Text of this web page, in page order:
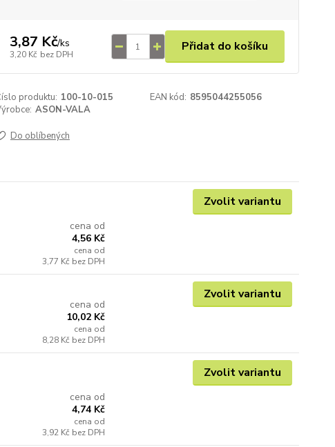
3,87 Kč/ks
3,20 Kč bez DPH
Přidat do košíku
produktu: 100-10-015 EAN kód: 8595044255056
ASON-VALA
Do oblíbených
cena od
4,56 Kč
cena od
3,77 Kč bez DPH
Zvolit variantu
cena od
10,02 Kč
cena od
8,28 Kč bez DPH
Zvolit variantu
cena od
4,74 Kč
cena od
3,92 Kč bez DPH
Zvolit variantu